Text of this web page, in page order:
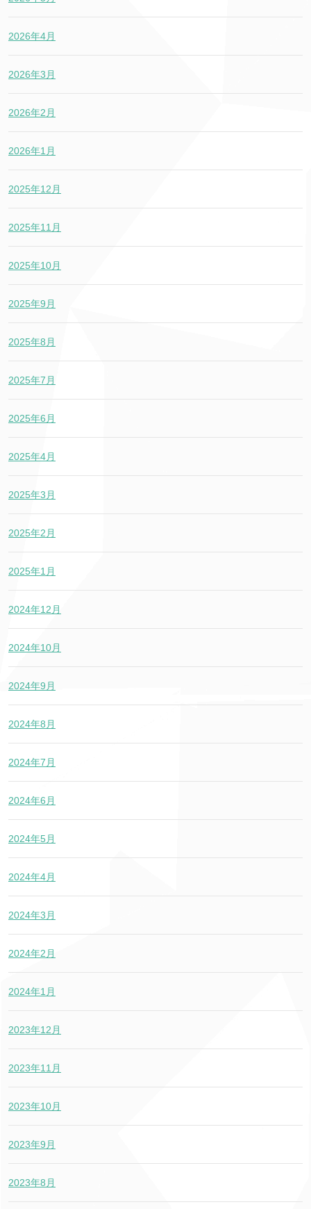
2026年4月
2026年3月
2026年2月
2026年1月
2025年12月
2025年11月
2025年10月
2025年9月
2025年8月
2025年7月
2025年6月
2025年4月
2025年3月
2025年2月
2025年1月
2024年12月
2024年10月
2024年9月
2024年8月
2024年7月
2024年6月
2024年5月
2024年4月
2024年3月
2024年2月
2024年1月
2023年12月
2023年11月
2023年10月
2023年9月
2023年8月